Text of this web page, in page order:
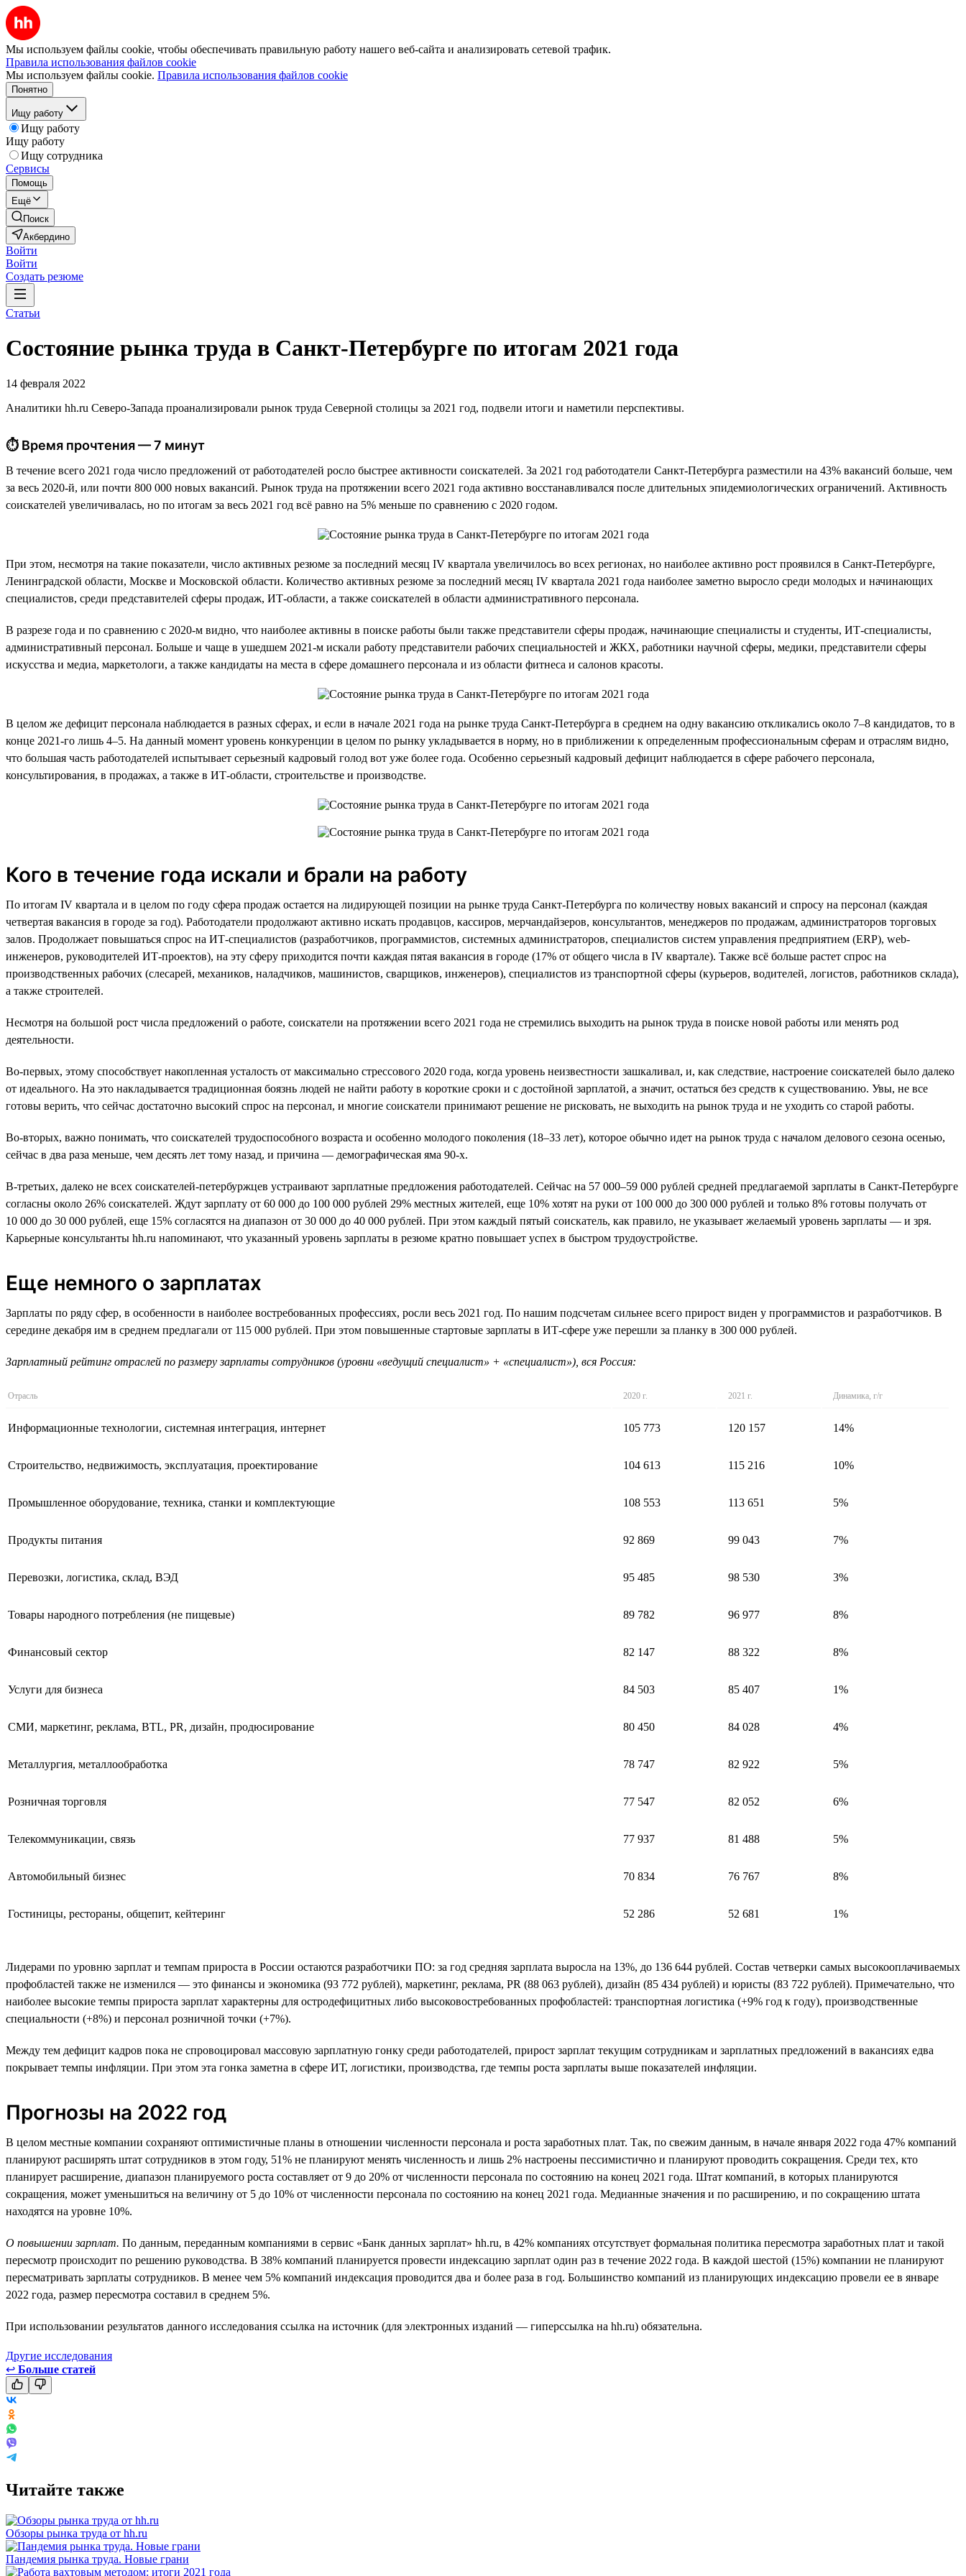
Мы используем файлы cookie, чтобы обеспечивать правильную работу нашего веб-сайта и анализировать сетевой трафик.
Правила использования файлов cookie
Мы используем файлы cookie. Правила использования файлов cookie
Понятно
Ищу работу
Ищу работу
Ищу работу
Ищу сотрудника
Сервисы
Помощь
Ещё
Поиск
Акбердино
Войти
Войти
Создать резюме
Статьи
Состояние рынка труда в Санкт-Петербурге по итогам 2021 года
14 февраля 2022
Аналитики hh.ru Северо-Запада проанализировали рынок труда Северной столицы за 2021 год, подвели итоги и наметили перспективы.
⏱ Время прочтения — 7 минут
В течение всего 2021 года число предложений от работодателей росло быстрее активности соискателей. За 2021 год работодатели Санкт-Петербурга разместили на 43% вакансий больше, чем
за весь 2020-й, или почти 800 000 новых вакансий. Рынок труда на протяжении всего 2021 года активно восстанавливался после длительных эпидемиологических ограничений. Активность
соискателей увеличивалась, но по итогам за весь 2021 год всё равно на 5% меньше по сравнению с 2020 годом.
При этом, несмотря на такие показатели, число активных резюме за последний месяц IV квартала увеличилось во всех регионах, но наиболее активно рост проявился в Санкт-Петербурге,
Ленинградской области, Москве и Московской области. Количество активных резюме за последний месяц IV квартала 2021 года наиболее заметно выросло среди молодых и начинающих
специалистов, среди представителей сферы продаж, ИТ-области, а также соискателей в области административного персонала.
В разрезе года и по сравнению с 2020-м видно, что наиболее активны в поиске работы были также представители сферы продаж, начинающие специалисты и студенты, ИТ-специалисты,
административный персонал. Больше и чаще в ушедшем 2021-м искали работу представители рабочих специальностей и ЖКХ, работники научной сферы, медики, представители сферы
искусства и медиа, маркетологи, а также кандидаты на места в сфере домашнего персонала и из области фитнеса и салонов красоты.
В целом же дефицит персонала наблюдается в разных сферах, и если в начале 2021 года на рынке труда Санкт-Петербурга в среднем на одну вакансию откликались около 7–8 кандидатов, то в
конце 2021-го лишь 4–5. На данный момент уровень конкуренции в целом по рынку укладывается в норму, но в приближении к определенным профессиональным сферам и отраслям видно,
что большая часть работодателей испытывает серьезный кадровый голод вот уже более года. Особенно серьезный кадровый дефицит наблюдается в сфере рабочего персонала,
консультирования, в продажах, а также в ИТ-области, строительстве и производстве.
Кого в течение года искали и брали на работу
По итогам IV квартала и в целом по году сфера продаж остается на лидирующей позиции на рынке труда Санкт-Петербурга по количеству новых вакансий и спросу на персонал (каждая
четвертая вакансия в городе за год). Работодатели продолжают активно искать продавцов, кассиров, мерчандайзеров, консультантов, менеджеров по продажам, администраторов торговых
залов. Продолжает повышаться спрос на ИТ-специалистов (разработчиков, программистов, системных администраторов, специалистов систем управления предприятием (ERP), web-
инженеров, руководителей ИТ-проектов), на эту сферу приходится почти каждая пятая вакансия в городе (17% от общего числа в IV квартале). Также всё больше растет спрос на
производственных рабочих (слесарей, механиков, наладчиков, машинистов, сварщиков, инженеров), специалистов из транспортной сферы (курьеров, водителей, логистов, работников склада),
а также строителей.
Несмотря на большой рост числа предложений о работе, соискатели на протяжении всего 2021 года не стремились выходить на рынок труда в поиске новой работы или менять род
деятельности.
Во-первых, этому способствует накопленная усталость от максимально стрессового 2020 года, когда уровень неизвестности зашкаливал, и, как следствие, настроение соискателей было далеко
от идеального. На это накладывается традиционная боязнь людей не найти работу в короткие сроки и с достойной зарплатой, а значит, остаться без средств к существованию. Увы, не все
готовы верить, что сейчас достаточно высокий спрос на персонал, и многие соискатели принимают решение не рисковать, не выходить на рынок труда и не уходить со старой работы.
Во-вторых, важно понимать, что соискателей трудоспособного возраста и особенно молодого поколения (18–33 лет), которое обычно идет на рынок труда с началом делового сезона осенью,
сейчас в два раза меньше, чем десять лет тому назад, и причина — демографическая яма 90-х.
В-третьих, далеко не всех соискателей-петербуржцев устраивают зарплатные предложения работодателей. Сейчас на 57 000–59 000 рублей средней предлагаемой зарплаты в Санкт-Петербурге
согласны около 26% соискателей. Ждут зарплату от 60 000 до 100 000 рублей 29% местных жителей, еще 10% хотят на руки от 100 000 до 300 000 рублей и только 8% готовы получать от
10 000 до 30 000 рублей, еще 15% согласятся на диапазон от 30 000 до 40 000 рублей. При этом каждый пятый соискатель, как правило, не указывает желаемый уровень зарплаты — и зря.
Карьерные консультанты hh.ru напоминают, что указанный уровень зарплаты в резюме кратно повышает успех в быстром трудоустройстве.
Еще немного о зарплатах
Зарплаты по ряду сфер, в особенности в наиболее востребованных профессиях, росли весь 2021 год. По нашим подсчетам сильнее всего прирост виден у программистов и разработчиков. В
середине декабря им в среднем предлагали от 115 000 рублей. При этом повышенные стартовые зарплаты в ИТ-сфере уже перешли за планку в 300 000 рублей.
Зарплатный рейтинг отраслей по размеру зарплаты сотрудников (уровни «ведущий специалист» + «специалист»), вся Россия:
Отрасль 2020 г. 2021 г. Динамика, г/г
Информационные технологии, системная интеграция, интернет 105 773 120 157 14%
Строительство, недвижимость, эксплуатация, проектирование 104 613 115 216 10%
Промышленное оборудование, техника, станки и комплектующие 108 553 113 651 5%
Продукты питания 92 869 99 043 7%
Перевозки, логистика, склад, ВЭД 95 485 98 530 3%
Товары народного потребления (не пищевые) 89 782 96 977 8%
Финансовый сектор 82 147 88 322 8%
Услуги для бизнеса 84 503 85 407 1%
СМИ, маркетинг, реклама, BTL, PR, дизайн, продюсирование 80 450 84 028 4%
Металлургия, металлообработка 78 747 82 922 5%
Розничная торговля 77 547 82 052 6%
Телекоммуникации, связь 77 937 81 488 5%
Автомобильный бизнес 70 834 76 767 8%
Гостиницы, рестораны, общепит, кейтеринг 52 286 52 681 1%
Лидерами по уровню зарплат и темпам прироста в России остаются разработчики ПО: за год средняя зарплата выросла на 13%, до 136 644 рублей. Состав четверки самых высокооплачиваемых
профобластей также не изменился — это финансы и экономика (93 772 рублей), маркетинг, реклама, PR (88 063 рублей), дизайн (85 434 рублей) и юристы (83 722 рублей). Примечательно, что
наиболее высокие темпы прироста зарплат характерны для остродефицитных либо высоковостребованных профобластей: транспортная логистика (+9% год к году), производственные
специальности (+8%) и персонал розничной точки (+7%).
Между тем дефицит кадров пока не спровоцировал массовую зарплатную гонку среди работодателей, прирост зарплат текущим сотрудникам и зарплатных предложений в вакансиях едва
покрывает темпы инфляции. При этом эта гонка заметна в сфере ИТ, логистики, производства, где темпы роста зарплаты выше показателей инфляции.
Прогнозы на 2022 год
В целом местные компании сохраняют оптимистичные планы в отношении численности персонала и роста заработных плат. Так, по свежим данным, в начале января 2022 года 47% компаний
планируют расширять штат сотрудников в этом году, 51% не планируют менять численность и лишь 2% настроены пессимистично и планируют проводить сокращения. Среди тех, кто
планирует расширение, диапазон планируемого роста составляет от 9 до 20% от численности персонала по состоянию на конец 2021 года. Штат компаний, в которых планируются
сокращения, может уменьшиться на величину от 5 до 10% от численности персонала по состоянию на конец 2021 года. Медианные значения и по расширению, и по сокращению штата
находятся на уровне 10%.
О повышении зарплат. По данным, переданным компаниями в сервис «Банк данных зарплат» hh.ru, в 42% компаниях отсутствует формальная политика пересмотра заработных плат и такой
пересмотр происходит по решению руководства. В 38% компаний планируется провести индексацию зарплат один раз в течение 2022 года. В каждой шестой (15%) компании не планируют
пересматривать зарплаты сотрудников. В менее чем 5% компаний индексация проводится два и более раза в год. Большинство компаний из планирующих индексацию провели ее в январе
2022 года, размер пересмотра составил в среднем 5%.
При использовании результатов данного исследования ссылка на источник (для электронных изданий — гиперссылка на hh.ru) обязательна.
Другие исследования
↩ Больше статей
Читайте также
Обзоры рынка труда от hh.ru
Пандемия рынка труда. Новые грани